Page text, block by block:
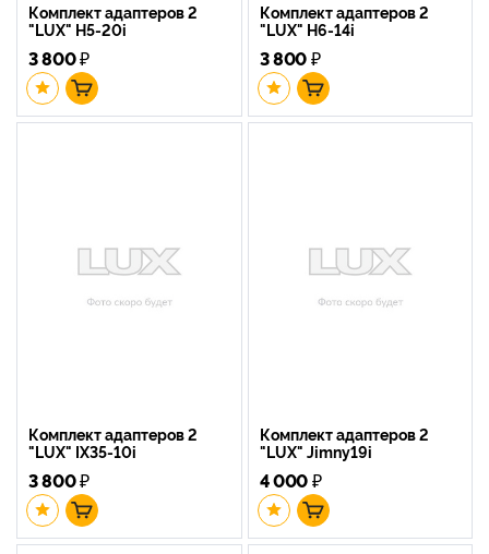
Комплект адаптеров 2
"LUX" H5-20i
3 800₽
Комплект адаптеров 2
"LUX" H6-14i
3 800₽
Комплект адаптеров 2
"LUX" IX35-10i
3 800₽
Комплект адаптеров 2
"LUX" Jimny19i
4 000₽